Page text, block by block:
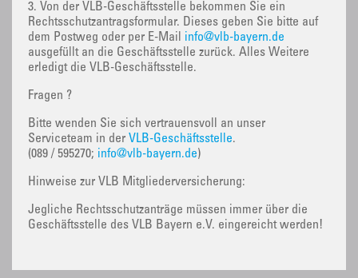
3. Von der VLB-Geschäftsstelle bekommen Sie ein
Rechtsschutzantragsformular. Dieses geben Sie bitte auf
dem Postweg oder per E-Mail info@vlb-bayern.de
ausgefüllt an die Geschäftsstelle zurück. Alles Weitere
erledigt die VLB-Geschäftsstelle.
Fragen ?
Bitte wenden Sie sich vertrauensvoll an unser
Serviceteam in der VLB-Geschäftsstelle.
(089 / 595270; info@vlb-bayern.de)
Hinweise zur VLB Mitgliederversicherung:
Jegliche Rechtsschutzanträge müssen immer über die
Geschäftsstelle des VLB Bayern e.V. eingereicht werden!